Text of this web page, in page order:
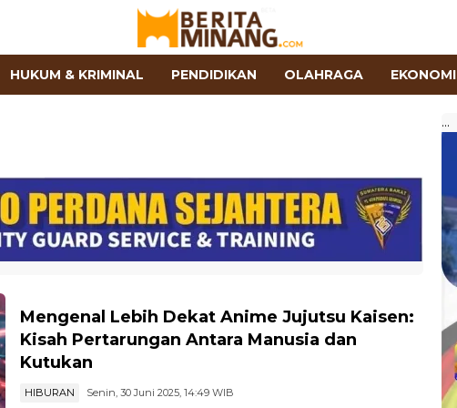
HUKUM & KRIMINAL PENDIDIKAN OLAHRAGA EKONOMI
Mengenal Lebih Dekat Anime Jujutsu Kaisen:
Kisah Pertarungan Antara Manusia dan
Kutukan
HIBURAN Senin, 30 Juni 2025, 14:49 WIB
...